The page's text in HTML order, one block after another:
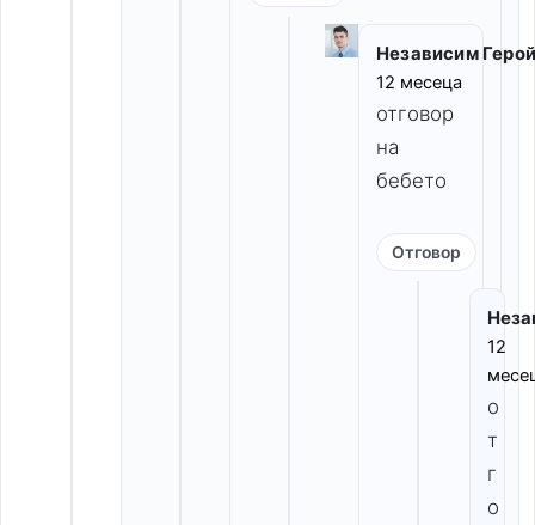
Независим Герой
12 месеца
отговор
на
бебето
Отговор
12
о
т
г
о